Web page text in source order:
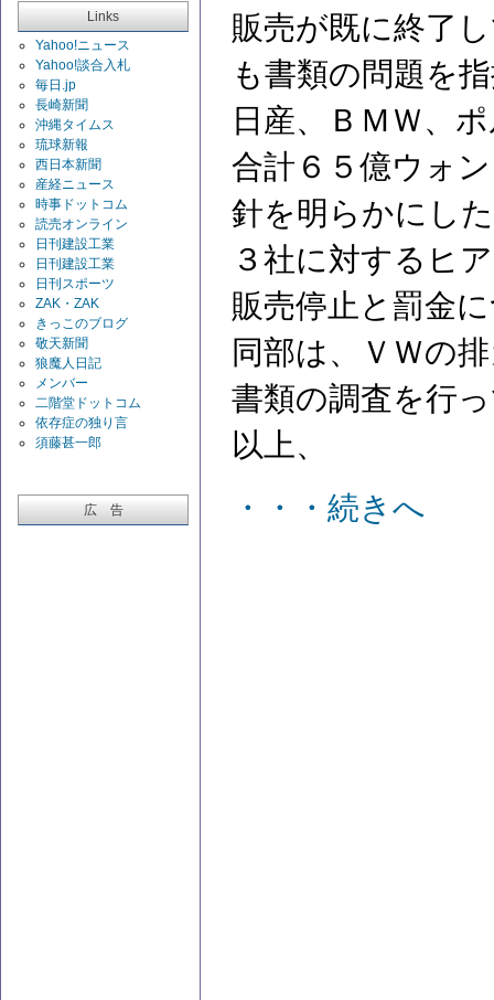
Links
Yahoo!ニュース
Yahoo!談合入札
毎日.jp
長崎新聞
沖縄タイムス
琉球新報
西日本新聞
産経ニュース
時事ドットコム
読売オンライン
日刊建設工業
日刊建設工業
日刊スポーツ
ZAK・ZAK
きっこのブログ
敬天新聞
狼魔人日記
メンバー
二階堂ドットコム
依存症の独り言
須藤甚一郎
広 告
販売が既に終了
も書類の問題を
日産、ＢＭＷ、
合計６５億ウォ
針を明らかにし
３社に対するヒ
販売停止と罰金
同部は、ＶＷの
書類の調査を行
以上、
・・・続きへ